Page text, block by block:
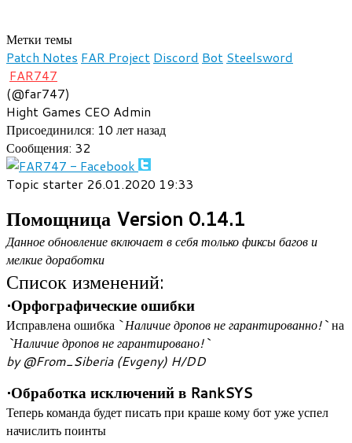
Метки темы
Patch Notes FAR Project Discord Bot Steelsword
FAR747
(@far747)
Hight Games CEO Admin
Присоединился: 10 лет назад
Сообщения: 32
Topic starter 26.01.2020 19:33
Помощница Version 0.14.1
Данное обновление включает в себя только фиксы багов и
мелкие доработки
Список изменений:
•Орфографические ошибки
Исправлена ошибка `Наличие дропов не гарантированно!`на
`Наличие дропов не гарантировано!`
by @From_Siberia (Evgeny) H/DD
•Обработка исключений в RankSYS
Теперь команда будет писать при краше кому бот уже успел
начислить поинты